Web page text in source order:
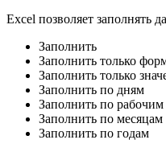
Excel позволяет заполнять
Заполнить
Заполнить только
Заполнить только
Заполнить по дням
Заполнить по
Заполнить по месяцам
Заполнить по годам